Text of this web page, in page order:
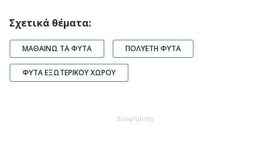
Σχετικά θέματα:
ΜΑΘΑΊΝΩ ΤΑ ΦΥΤΆ ΠΟΛΥΕΤΉ ΦΥΤΆ
ΦΥΤΆ ΕΞΩΤΕΡΙΚΟΎ ΧΏΡΟΥ
Διαφήμιση